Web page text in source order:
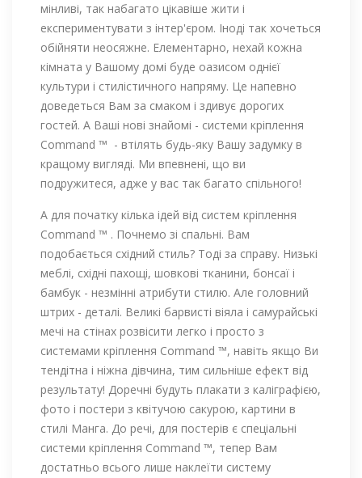
мінливі, так набагато цікавіше жити і
експериментувати з інтер'єром. Іноді так хочеться
обійняти неосяжне. Елементарно, нехай кожна
кімната у Вашому домі буде оазисом однієї
культури і стилістичного напряму. Це напевно
доведеться Вам за смаком і здивує дорогих
гостей. А Ваші нові знайомі - системи кріплення
Command ™ - втілять будь-яку Вашу задумку в
кращому вигляді. Ми впевнені, що ви
подружитеся, адже у вас так багато спільного!
А для початку кілька ідей від систем кріплення
Command ™ . Почнемо зі спальні. Вам
подобається східний стиль? Тоді за справу. Низькі
меблі, східні пахощі, шовкові тканини, бонсаї і
бамбук - незмінні атрибути стилю. Але головний
штрих - деталі. Великі барвисті віяла і самурайські
мечі на стінах розвісити легко і просто з
системами кріплення Command ™, навіть якщо Ви
тендітна і ніжна дівчина, тим сильніше ефект від
результату! Доречні будуть плакати з каліграфією,
фото і постери з квітучою сакурою, картини в
стилі Манга. До речі, для постерів є спеціальні
системи кріплення Command ™, тепер Вам
достатньо всього лише наклеїти систему